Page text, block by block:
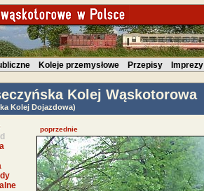
Koleje przemysłowe Przepisy Imprezy
Kolej Wąskotorowa
Kolej Dojazdowa)
poprzednie